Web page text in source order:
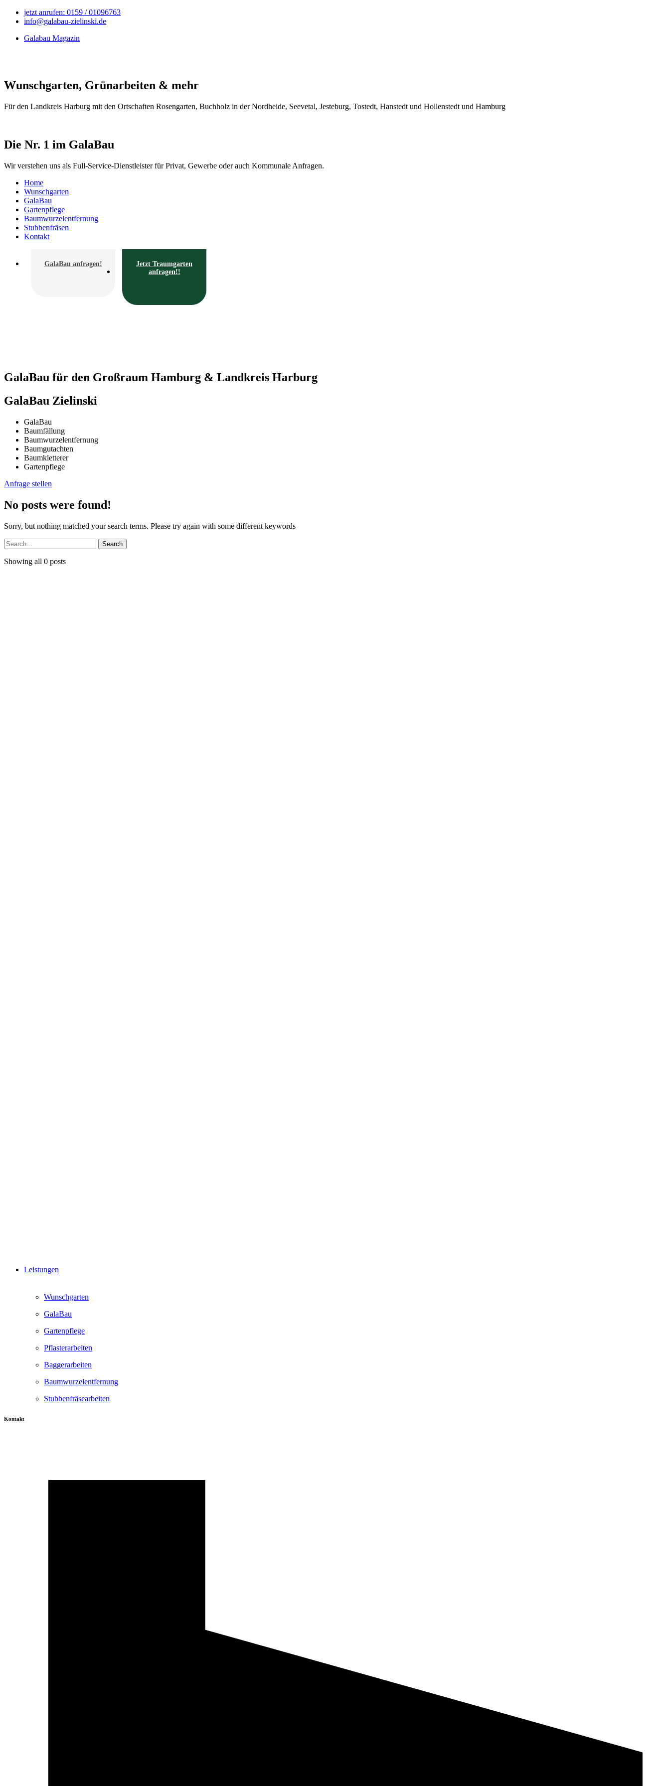
jetzt anrufen: 0159 / 01096763
info@galabau-zielinski.de
Galabau Magazin
Wunschgarten, Grünarbeiten & mehr
Für den Landkreis Harburg mit den Ortschaften Rosengarten, Buchholz in der Nordheide, Seevetal, Jesteburg, Tostedt, Hanstedt und Hollenstedt und Hamburg
Die Nr. 1 im GalaBau
Wir verstehen uns als Full-Service-Dienstleister für Privat, Gewerbe oder auch Kommunale Anfragen.
Home
Wunschgarten
GalaBau
Gartenpflege
Baumwurzelentfernung
Stubbenfräsen
Kontakt
GalaBau anfragen!
Jetzt Traumgarten
anfragen!!
GalaBau für den Großraum Hamburg & Landkreis Harburg
GalaBau Zielinski
GalaBau
Baumfällung
Baumwurzelentfernung
Baumgutachten
Baumkletterer
Gartenpflege
Anfrage stellen
No posts were found!
Sorry, but nothing matched your search terms. Please try again with some different keywords
Search
Showing all 0 posts
Leistungen
Wunschgarten
GalaBau
Gartenpflege
Pflasterarbeiten
Baggerarbeiten
Baumwurzelentfernung
Stubbenfräsearbeiten
Kontakt